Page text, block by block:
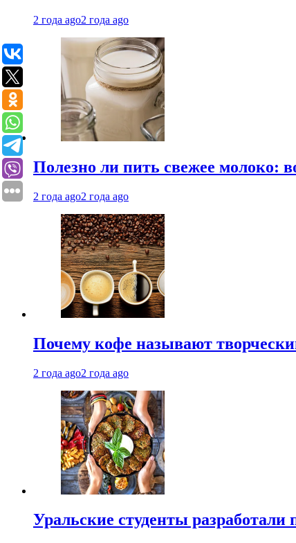
2 года ago2 года ago
Полезно ли пить свежее молоко:
2 года ago2 года ago
Почему кофе называют
2 года ago2 года ago
Уральские студенты разработали